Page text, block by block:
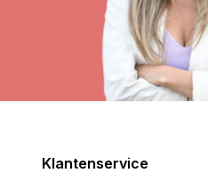
Klantenservice